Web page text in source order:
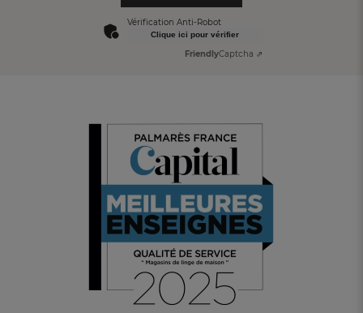
Vérification Anti-Robot
Clique ici pour vérifier
FriendlyCaptcha ⇗